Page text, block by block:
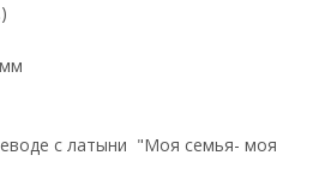
с латыни "Моя семья- моя